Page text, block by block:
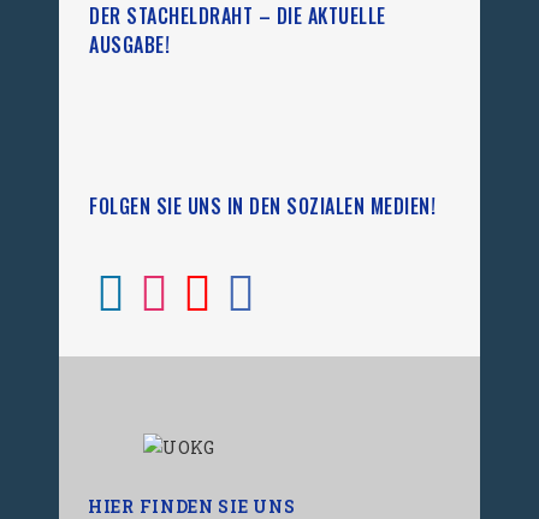
DER STACHELDRAHT – DIE AKTUELLE
AUSGABE!
FOLGEN SIE UNS IN DEN SOZIALEN MEDIEN!
HIER FINDEN SIE UNS